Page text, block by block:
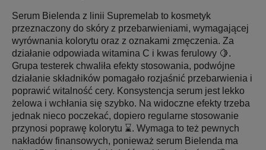
Serum Bielenda z linii Supremelab to kosmetyk
przeznaczony do skóry z przebarwieniami, wymagającej
wyrównania kolorytu oraz z oznakami zmęczenia. Za
działanie odpowiada witamina C i kwas ferulowy 🍋.
Grupa testerek chwaliła efekty stosowania, podwójne
działanie składników pomagało rozjaśnić przebarwienia i
poprawić witalność cery. Konsystencja serum jest lekko
żelowa i wchłania się szybko. Na widoczne efekty trzeba
jednak nieco poczekać, dopiero regularne stosowanie
przynosi poprawę kolorytu ⌛. Wymaga to też pewnych
nakładów finansowych, ponieważ serum Bielenda ma